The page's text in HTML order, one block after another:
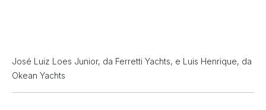
José Luiz Loes Junior, da Ferretti Yachts, e Luis Henrique, da
Okean Yachts